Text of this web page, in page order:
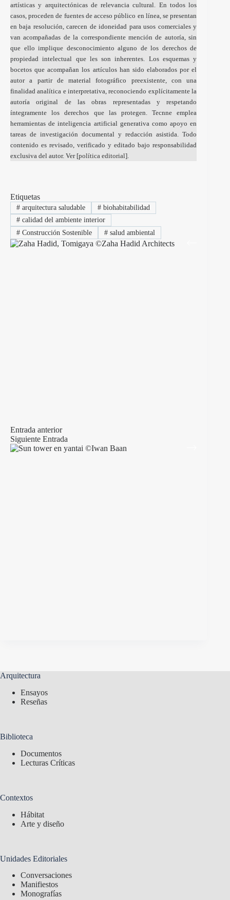
artísticas y arquitectónicas de relevancia cultural. En todos los
casos, proceden de fuentes de acceso público en línea, se presentan
en baja resolución, carecen de idoneidad para usos comerciales y
van acompañadas de la correspondiente mención de autoría, sin
que ello implique desconocimiento alguno de los derechos de
propiedad intelectual que les son inherentes. Los esquemas y
bocetos que acompañan los artículos han sido elaborados por el
autor a partir de material fotográfico preexistente, con una
finalidad analítica e interpretativa, reconociendo explícitamente la
autoría original de las obras representadas y respetando
íntegramente los derechos que las protegen. Tecnne emplea
herramientas de inteligencia artificial generativa como apoyo en
tareas de investigación documental y redacción asistida. Todo
contenido es revisado, verificado y editado bajo responsabilidad
exclusiva del autor. Ver [política editorial].
Etiquetas
#arquitectura saludable #biohabitabilidad
#calidad del ambiente interior
#Construcción Sostenible #salud ambiental
Entrada anterior
Siguiente Entrada
Arquitectura
Ensayos
Reseñas
Biblioteca
Documentos
Lecturas Críticas
Contextos
Hábitat
Arte y diseño
Unidades Editoriales
Conversaciones
Manifiestos
Monografías